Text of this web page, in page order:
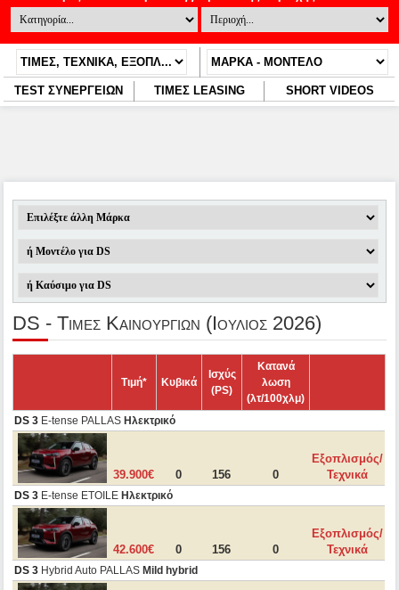
TEST ΣΥΝΕΡΓΕΙΩΝ ΤΙΜΕΣ LEASING SHORT VIDEOS
DS - Τιμες Καινουργιων (Ιούλιος 2026)
Τιμή* Κυβικά
Ισχύς
(PS)
Κατανά
λωση
(λτ/100χλμ)
DS 3 E-tense PALLAS Ηλεκτρικό
39.900€ 0 156 0
Εξοπλισμός/
Τεχνικά
DS 3 E-tense ETOILE Ηλεκτρικό
42.600€ 0 156 0
Εξοπλισμός/
Τεχνικά
DS 3 Hybrid Auto PALLAS Mild hybrid